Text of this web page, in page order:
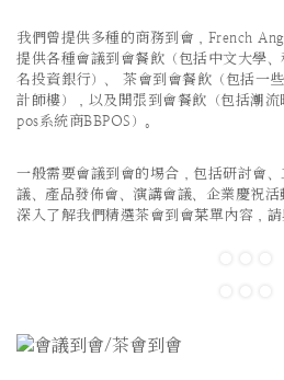
我們曾提供多種的商務到會，French
提供各種會議到會餐飲（包括中文大學
名投資銀行）、 茶會到會餐飲（包括一
計師樓），以及開張到會餐飲（包括潮
pos系統商BBPOS）。
一般需要會議到會的埸合，包括研討會
議、產品發佈會、演講會議、企業慶祝
深入了解我們精選茶會到會菜單內容，請